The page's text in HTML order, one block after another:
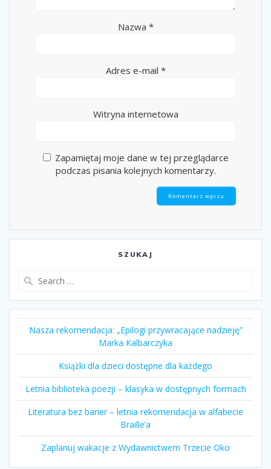
Nazwa *
Adres e-mail *
Witryna internetowa
Zapamiętaj moje dane w tej przeglądarce
podczas pisania kolejnych komentarzy.
SZUKAJ
Nasza rekomendacja: „Epilogi przywracające nadzieję”
Marka Kalbarczyka
Książki dla dzieci dostępne dla każdego
Letnia biblioteka poezji – klasyka w dostępnych formach
Literatura bez barier – letnia rekomendacja w alfabecie
Braille’a
Zaplanuj wakacje z Wydawnictwem Trzecie Oko